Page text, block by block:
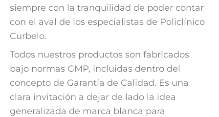
siempre con la tranquilidad de poder contar
con el aval de los especialistas de Policlínico
Curbelo.
Todos nuestros productos son fabricados
bajo normas GMP, incluidas dentro del
concepto de Garantía de Calidad. Es una
clara invitación a dejar de lado la idea
generalizada de marca blanca para